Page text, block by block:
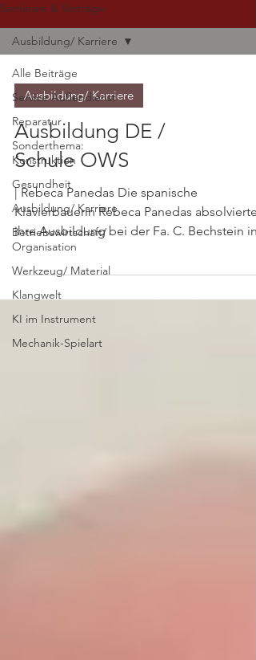
Seminare & Vorträge
Alle Beiträge
Service Außendienst
Reparatur
Sonderthema:
Konstruktion
Gesundheit
Ausbildung/ Karriere
Betriebswirtschaft/
Organisation
Werkzeug/ Material
Klangwelt
KI im Instrument
Mechanik-Spielart
Ausbildung/ Karriere
Ausbildung/ Karriere
Ausbildung DE /
Schule OWS
| Rebeca Panedas Die spanische
Klavierbauerin Rebeca Panedas absolvierte
ihre Ausbildung bei der Fa. C. Bechstein in
Seifhennersdorf. Auf...